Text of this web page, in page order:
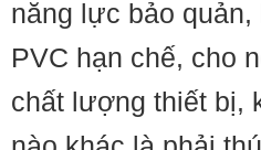
năng lực bảo
PVC hạn chế, cho
chất lượng thiết bị,